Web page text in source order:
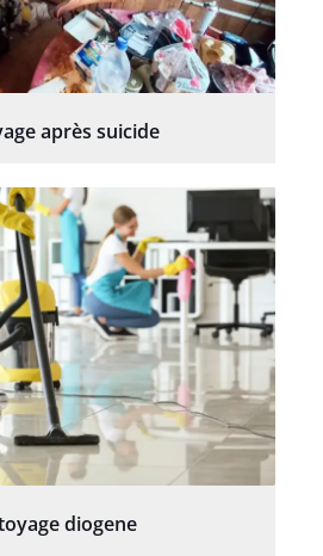
après suicide
diogene